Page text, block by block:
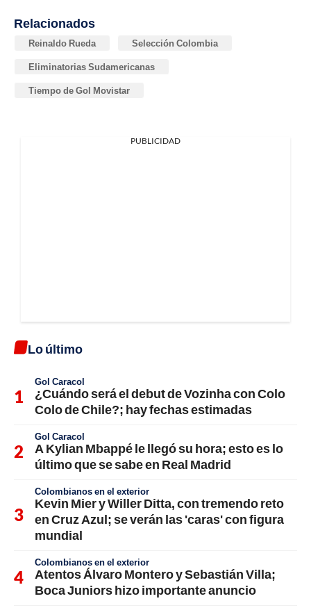
Relacionados
Reinaldo Rueda Selección Colombia
Eliminatorias Sudamericanas
Tiempo de Gol Movistar
PUBLICIDAD
Lo último
Gol Caracol
¿Cuándo será el debut de Vozinha con Colo
Colo de Chile?; hay fechas estimadas
Gol Caracol
A Kylian Mbappé le llegó su hora; esto es lo
último que se sabe en Real Madrid
Colombianos en el exterior
Kevin Mier y Willer Ditta, con tremendo reto
en Cruz Azul; se verán las 'caras' con figura
mundial
Colombianos en el exterior
Atentos Álvaro Montero y Sebastián Villa;
Boca Juniors hizo importante anuncio